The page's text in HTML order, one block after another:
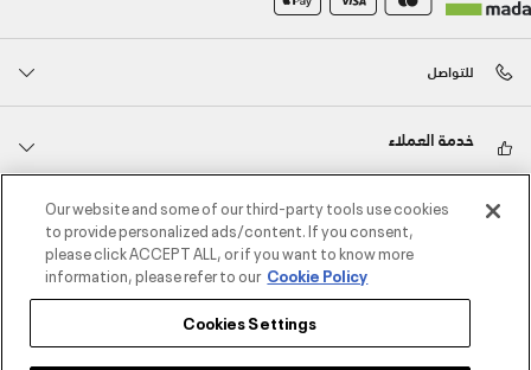
للتواصل
خدمة العملاء
حول أندر آرمر
أندر آرمر على الشبكات الاجتماعية
Our website and some of our third-party tools use cookies
to provide personalized ads/content. If you consent,
please click ACCEPT ALL, or if you want to know more
information, please refer to our Cookie Policy
Cookies Settings